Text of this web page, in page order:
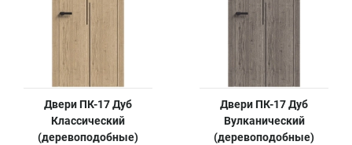
Двери ПК-17 Дуб
Классический
(деревоподобные)
Двери ПК-17 Дуб
Вулканический
(деревоподобные)